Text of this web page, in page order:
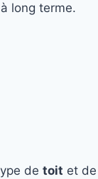
long terme.
de toit et de